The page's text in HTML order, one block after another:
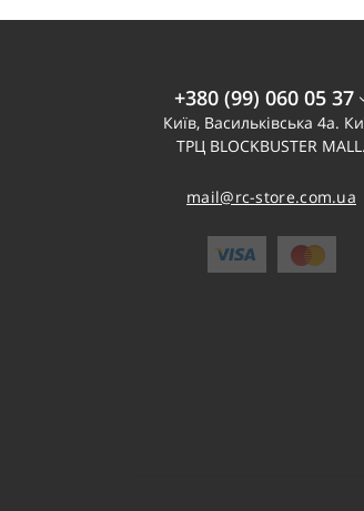
+380 (99) 060 05 37
Київ, Васильківська 4а.
ТРЦ BLOCKBUSTER MALL.
mail@rc-store.com.ua